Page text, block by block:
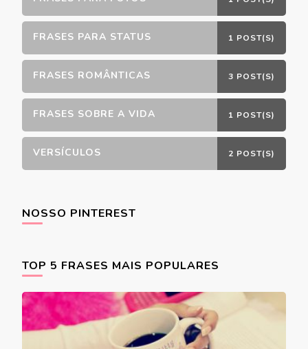
FRASES PARA STATUS 1 POST(S)
FRASES ROMÂNTICAS 3 POST(S)
FRASES SOBRE A VIDA 1 POST(S)
VERSÍCULOS 2 POST(S)
NOSSO PINTEREST
TOP 5 FRASES MAIS POPULARES